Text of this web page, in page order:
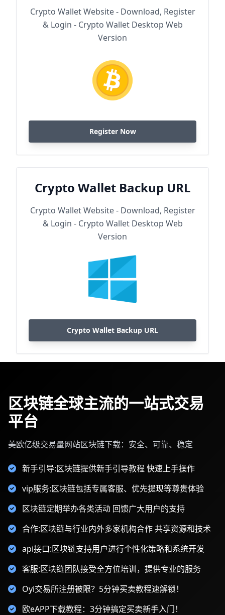
Crypto Wallet Website - Download, Register
& Login - Crypto Wallet Desktop Web
Version
Register Now
Crypto Wallet Backup URL
Crypto Wallet Website - Download, Register
& Login - Crypto Wallet Desktop Web
Version
Crypto Wallet Backup URL
区块链全球主流的一站式交易
平台
美欧亿级交易量网站区块链下载：安全、可靠、稳定
新手引导:区块链提供新手引导教程 快速上手操作
vip服务:区块链包括专属客服、优先提现等尊贵体验
区块链定期举办各类活动 回馈广大用户的支持
合作:区块链与行业内外多家机构合作 共享资源和技术
api接口:区块链支持用户进行个性化策略和系统开发
客服:区块链团队接受全方位培训，提供专业的服务
Oyi交易所注册被限？5分钟买卖教程速解锁！
欧eAPP下载教程：3分钟搞定买卖新手入门！